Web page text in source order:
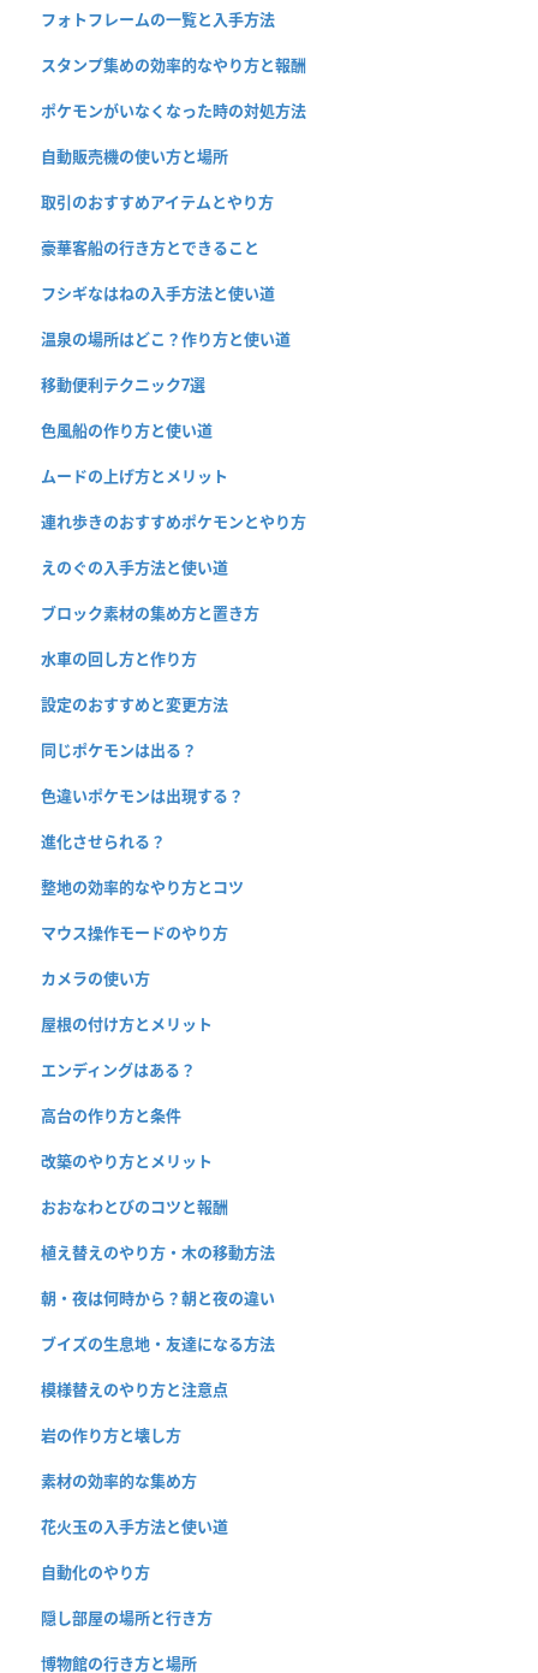
フォトフレームの一覧と入手方法
スタンプ集めの効率的なやり方と報酬
ポケモンがいなくなった時の対処方法
自動販売機の使い方と場所
取引のおすすめアイテムとやり方
豪華客船の行き方とできること
フシギなはねの入手方法と使い道
温泉の場所はどこ？作り方と使い道
移動便利テクニック7選
色風船の作り方と使い道
ムードの上げ方とメリット
連れ歩きのおすすめポケモンとやり方
えのぐの入手方法と使い道
ブロック素材の集め方と置き方
水車の回し方と作り方
設定のおすすめと変更方法
同じポケモンは出る？
色違いポケモンは出現する？
進化させられる？
整地の効率的なやり方とコツ
マウス操作モードのやり方
カメラの使い方
屋根の付け方とメリット
エンディングはある？
高台の作り方と条件
改築のやり方とメリット
おおなわとびのコツと報酬
植え替えのやり方・木の移動方法
朝・夜は何時から？朝と夜の違い
ブイズの生息地・友達になる方法
模様替えのやり方と注意点
岩の作り方と壊し方
素材の効率的な集め方
花火玉の入手方法と使い道
自動化のやり方
隠し部屋の場所と行き方
博物館の行き方と場所